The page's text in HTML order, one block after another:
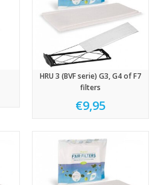
HRU 3 (BVF serie) G3, G4 of F7
filters
€9,95